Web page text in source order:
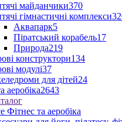
майданчики370
гімнастичні комплекси
Аквапарк5
Піратський корабель17
Природа219
конструктори134
модулі37
для дітей24
аеробіка2643
Фітнес та аеробіка